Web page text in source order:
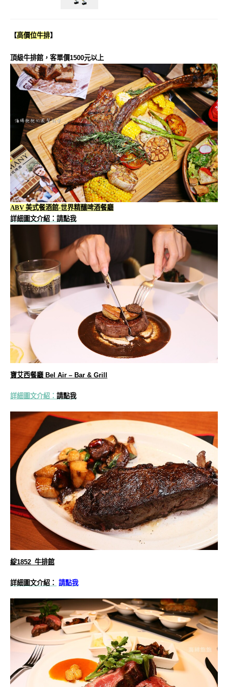
【高價位牛排】
頂級牛排館，客單價1500元以上
ABV 美式餐酒館-世界精釀啤酒餐廳
詳細圖文介紹：請點我
寶艾西餐廳 Bel Air – Bar & Grill
詳細圖文介紹： 請點我
綻1852_牛排館
詳細圖文介紹： 請點我